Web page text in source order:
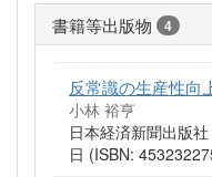
書籍等出版物 4
反常識の生産性向
小林 裕亨
日本経済新聞出版
日 (ISBN: